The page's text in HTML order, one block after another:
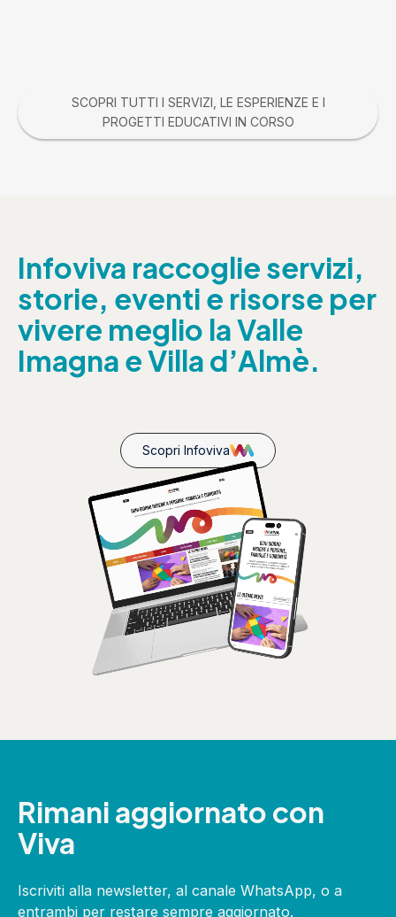
SCOPRI TUTTI I SERVIZI, LE ESPERIENZE E I
PROGETTI EDUCATIVI IN CORSO
Infoviva raccoglie servizi,
storie, eventi e risorse per
vivere meglio la Valle
Imagna e Villa d’Almè.
Scopri Infoviva
Rimani aggiornato con
Viva
Iscriviti alla newsletter, al canale WhatsApp, o a
entrambi per restare sempre aggiornato.